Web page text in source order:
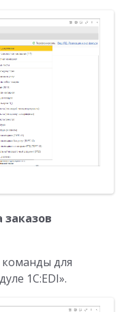
заказов
команды для
1С:EDI».